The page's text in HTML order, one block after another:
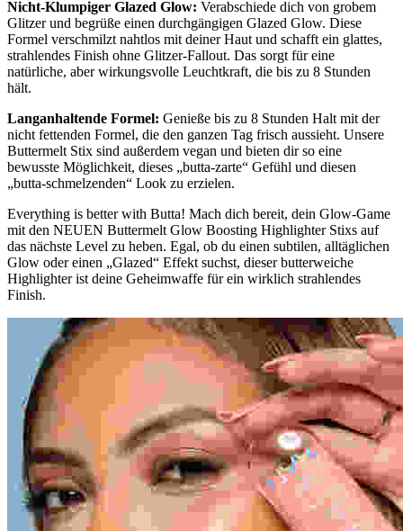
Nicht-Klumpiger Glazed Glow: Verabschiede dich von grobem
Glitzer und begrüße einen durchgängigen Glazed Glow. Diese
Formel verschmilzt nahtlos mit deiner Haut und schafft ein glattes,
strahlendes Finish ohne Glitzer-Fallout. Das sorgt für eine
natürliche, aber wirkungsvolle Leuchtkraft, die bis zu 8 Stunden
hält.
Langanhaltende Formel: Genieße bis zu 8 Stunden Halt mit der
nicht fettenden Formel, die den ganzen Tag frisch aussieht. Unsere
Buttermelt Stix sind außerdem vegan und bieten dir so eine
bewusste Möglichkeit, dieses „butta-zarte“ Gefühl und diesen
„butta-schmelzenden“ Look zu erzielen.
Everything is better with Butta! Mach dich bereit, dein Glow-Game
mit den NEUEN Buttermelt Glow Boosting Highlighter Stixs auf
das nächste Level zu heben. Egal, ob du einen subtilen, alltäglichen
Glow oder einen „Glazed“ Effekt suchst, dieser butterweiche
Highlighter ist deine Geheimwaffe für ein wirklich strahlendes
Finish.